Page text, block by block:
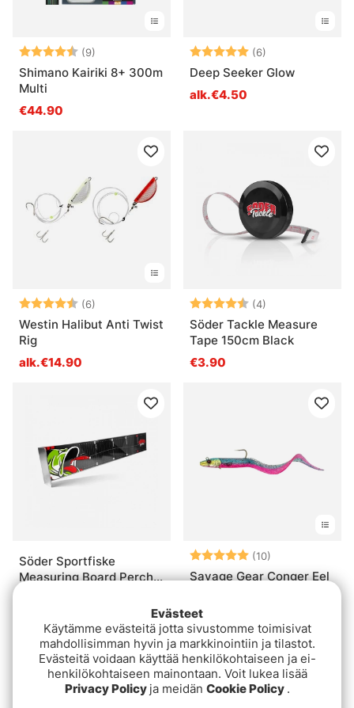
Arvio: (9)
4.9 5:sta tähdestä
Shimano Kairiki 8+ 300m
Multi
€44.90
Arvio: (6)
Deep Seeker Glow
alk.€4.50
Arvio: (6)
4.7 5:sta tähdestä
Westin Halibut Anti Twist
Rig
alk.€14.90
Arvio: (4)
Söder Tackle Measure
Tape 150cm Black
€3.90
Söder Sportfiske
Measuring Board Perch
Arvio: (10)
Savage Gear Conger Eel
Evästeet
Käytämme evästeitä jotta sivustomme toimisivat
mahdollisimman hyvin ja markkinointiin ja tilastot.
Evästeitä voidaan käyttää henkilökohtaiseen ja ei-
henkilökohtaiseen mainontaan. Voit lukea lisää
Privacy Policy ja meidän Cookie Policy .